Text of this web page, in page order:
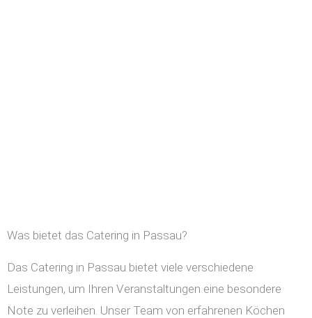
Was bietet das Catering in Passau?
Das Catering in Passau bietet viele verschiedene
Leistungen, um Ihren Veranstaltungen eine besondere
Note zu verleihen. Unser Team von erfahrenen Köchen